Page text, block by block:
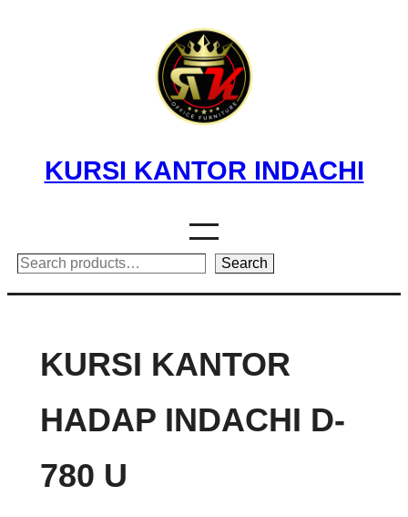
KURSI KANTOR INDACHI
Search Search
KURSI KANTOR
HADAP INDACHI D-
780 U